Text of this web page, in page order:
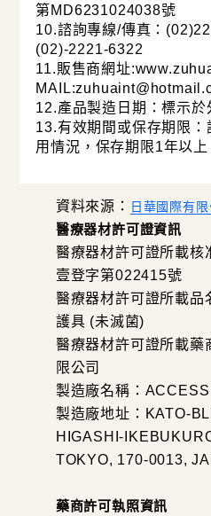
第MD6231024038號
10.諮詢專線/傳真：
(02)-2221-6322
11.販售商網址
12.產品製造日期：標示於
13.有效期間或保存期限
用情況，保存期限1年以上
資料來源： 日華國際有限
醫療器材許可證資訊
醫療器材許可證所載核
壹登字第022415號
醫療器材許可證所載品
護具 (未滅菌)
醫療器材許可證所載藥
限公司
製造廠名稱：
製造廠地址：KATO-
HIGASHI-
TOKYO, 170-0013,
藥商許可執照資訊